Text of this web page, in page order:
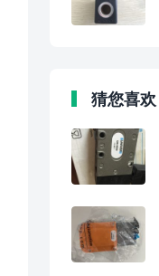
猜您喜欢